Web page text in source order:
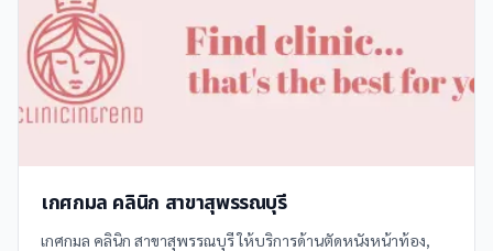
เกศกมล คลินิก สาขาสุพรรณบุรี
เกศกมล คลินิก สาขาสุพรรณบุรี ให้บริการด้านตัดหนังหน้าท้อง,